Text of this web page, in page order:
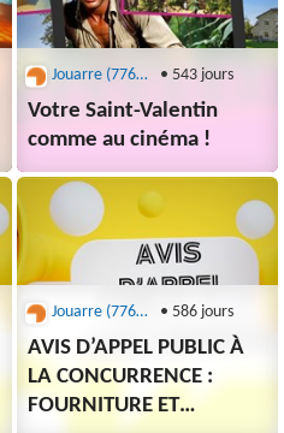
Jouarre (77640) - office de tourisme • 543 jours
Votre Saint-Valentin
comme au cinéma !
Jouarre (77640) - office de tourisme • 586 jours
AVIS D’APPEL PUBLIC À
LA CONCURRENCE :
FOURNITURE ET